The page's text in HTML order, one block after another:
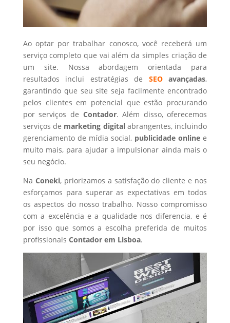
Ao optar por trabalhar conosco, você receberá um
serviço completo que vai além da simples criação de
um site. Nossa abordagem orientada para
resultados inclui estratégias de SEOavançadas,
garantindo que seu site seja facilmente encontrado
pelos clientes em potencial que estão procurando
por serviços de Contador. Além disso, oferecemos
serviços de marketing digital abrangentes, incluindo
gerenciamento de mídia social, publicidade online e
muito mais, para ajudar a impulsionar ainda mais o
seu negócio.
Na Coneki, priorizamos a satisfação do cliente e nos
esforçamos para superar as expectativas em todos
os aspectos do nosso trabalho. Nosso compromisso
com a excelência e a qualidade nos diferencia, e é
por isso que somos a escolha preferida de muitos
profissionais Contadorem Lisboa.